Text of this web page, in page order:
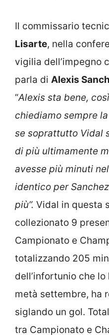
Il commissario
Lisarte, nella
vigilia dell’impegno
parla di Alexis
“Alexis sta bene,
chiediamo sempre
se soprattutto Vidal
di più ultimamente
avesse più minuti
identico per
più”. Vidal in questa
collezionato 9
Campionato e
totalizzando 205
dell’infortunio che
metà settembre, ha
siglando un gol.
tra Campionato e